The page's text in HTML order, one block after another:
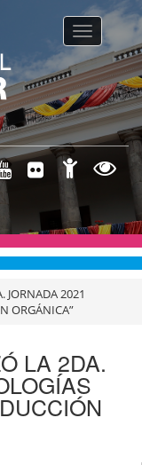
Toggle
JORNADA 2021
ORGÁNICA”
LA 2DA.